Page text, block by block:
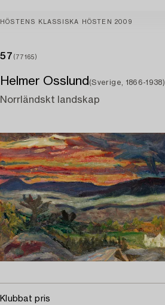
HÖSTENS KLASSISKA HÖSTEN 2009
57 (77165)
Helmer Osslund (Sverige, 1866-1938)
Norrländskt landskap
Klubbat pris